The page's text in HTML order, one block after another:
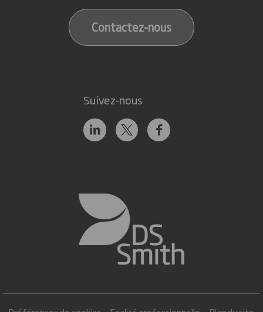
Contactez-nous
Suivez-nous